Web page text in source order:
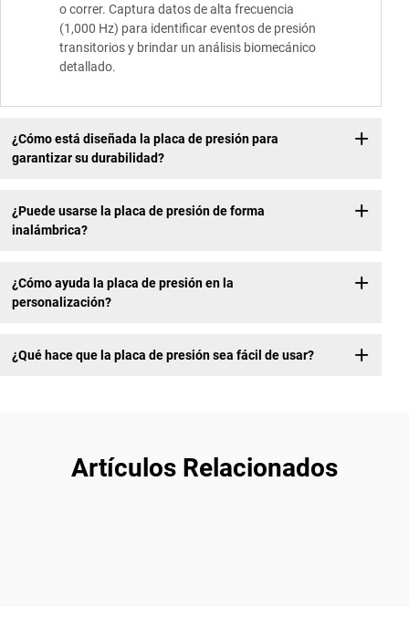
o correr. Captura datos de alta frecuencia
(1,000 Hz) para identificar eventos de presión
transitorios y brindar un análisis biomecánico
detallado.
¿Cómo está diseñada la placa de presión para
garantizar su durabilidad?
¿Puede usarse la placa de presión de forma
inalámbrica?
¿Cómo ayuda la placa de presión en la
personalización?
¿Qué hace que la placa de presión sea fácil de usar?
Artículos Relacionados